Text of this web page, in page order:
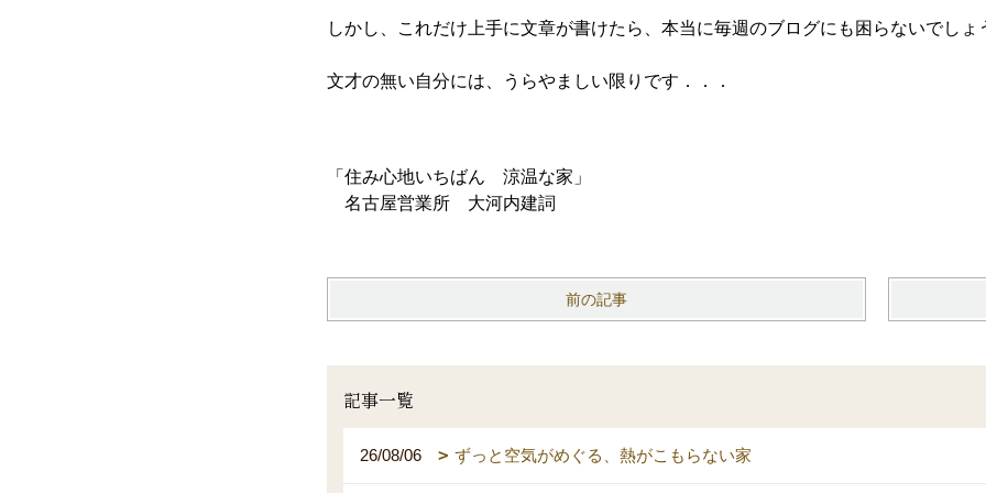
しかし、これだけ上手に文章が書けたら、本当に毎週のブログにも困らないでしょ
文才の無い自分には、うらやましい限りです．．．
「住み心地いちばん 涼温な家」
名古屋営業所 大河内建詞
前の記事
記事一覧
26/08/06 ずっと空気がめぐる、熱がこもらない家